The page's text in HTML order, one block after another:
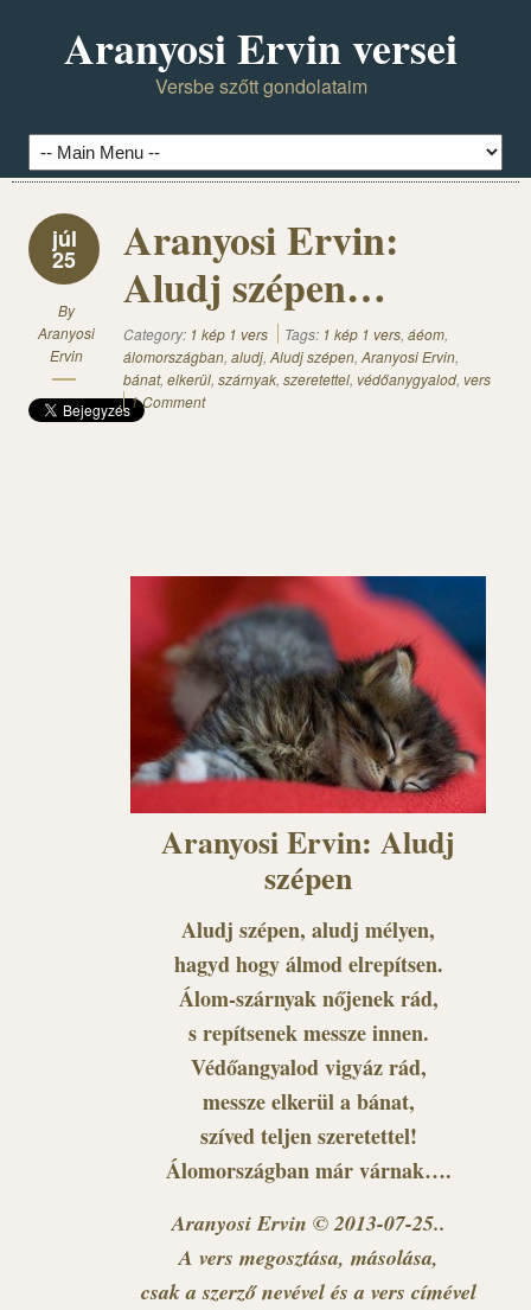
Aranyosi Ervin versei
Versbe szőtt gondolataim
júl
25
By
Aranyosi
Ervin
Aranyosi Ervin:
Aludj szépen…
Category: 1 kép 1 vers Tags: 1 kép 1 vers, áéom,
álomországban, aludj, Aludj szépen, Aranyosi Ervin,
bánat, elkerül, szárnyak, szeretettel, védőanygyalod, vers
1 Comment
Aranyosi Ervin: Aludj
szépen
Aludj szépen, aludj mélyen,
hagyd hogy álmod elrepítsen.
Álom-szárnyak nőjenek rád,
s repítsenek messze innen.
Védőangyalod vigyáz rád,
messze elkerül a bánat,
szíved teljen szeretettel!
Álomországban már várnak….
Aranyosi Ervin © 2013-07-25..
A vers megosztása, másolása,
csak a szerző nevével és a vers címével